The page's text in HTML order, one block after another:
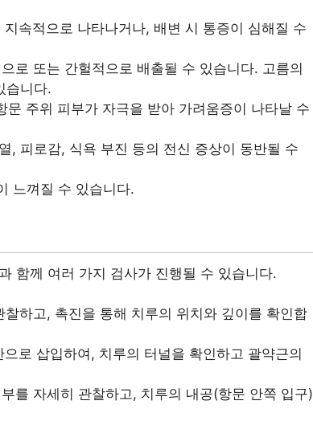
속적으로 나타나거나, 배변 시 통증이 심해질 수
로 또는 간헐적으로 배출될 수 있습니다. 고름의
습니다.
문 주위 피부가 자극을 받아 가려움증이 나타날 수
, 피로감, 식욕 부진 등의 전신 증상이 동반될 수
느껴질 수 있습니다.
함께 여러 가지 검사가 진행될 수 있습니다.
하고, 촉진을 통해 치루의 위치와 깊이를 확인합
로 삽입하여, 치루의 터널을 확인하고 괄약근의
를 자세히 관찰하고, 치루의 내공(항문 안쪽 입구)